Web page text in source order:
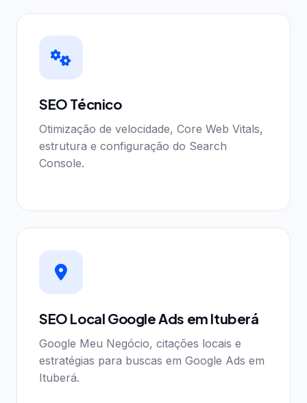
SEO Técnico
Otimização de velocidade, Core Web Vitals,
estrutura e configuração do Search
Console.
SEO Local Google Ads em Ituberá
Google Meu Negócio, citações locais e
estratégias para buscas em Google Ads em
Ituberá.